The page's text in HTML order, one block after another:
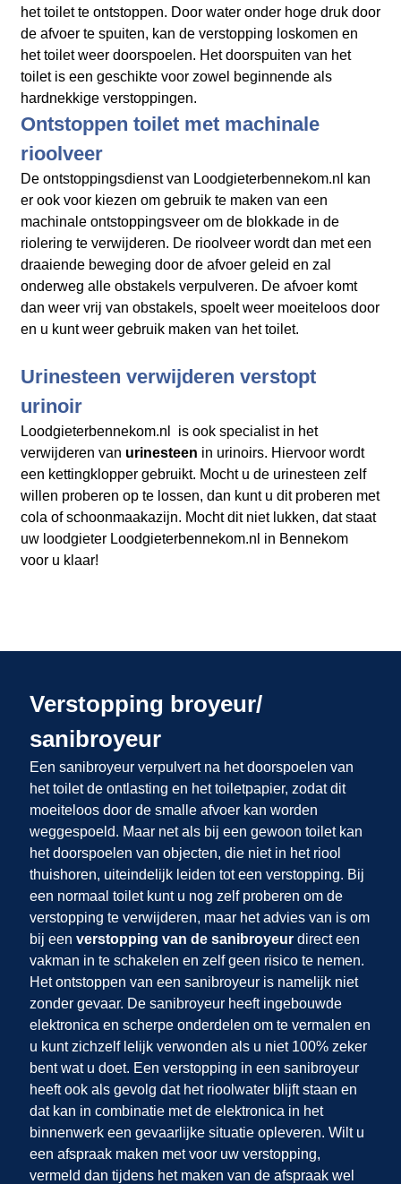
het toilet te ontstoppen. Door water onder hoge druk door
de afvoer te spuiten, kan de verstopping loskomen en
het toilet weer doorspoelen. Het doorspuiten van het
toilet is een geschikte voor zowel beginnende als
hardnekkige verstoppingen.
Ontstoppen toilet met machinale
rioolveer
De ontstoppingsdienst van Loodgieterbennekom.nl kan
er ook voor kiezen om gebruik te maken van een
machinale ontstoppingsveer om de blokkade in de
riolering te verwijderen. De rioolveer wordt dan met een
draaiende beweging door de afvoer geleid en zal
onderweg alle obstakels verpulveren. De afvoer komt
dan weer vrij van obstakels, spoelt weer moeiteloos door
en u kunt weer gebruik maken van het toilet.
Urinesteen verwijderen verstopt
urinoir
Loodgieterbennekom.nl is ook specialist in het
verwijderen van urinesteen in urinoirs. Hiervoor wordt
een kettingklopper gebruikt. Mocht u de urinesteen zelf
willen proberen op te lossen, dan kunt u dit proberen met
cola of schoonmaakazijn. Mocht dit niet lukken, dat staat
uw loodgieter Loodgieterbennekom.nl in Bennekom
voor u klaar!
Verstopping broyeur/
sanibroyeur
Een sanibroyeur verpulvert na het doorspoelen van
het toilet de ontlasting en het toiletpapier, zodat dit
moeiteloos door de smalle afvoer kan worden
weggespoeld. Maar net als bij een gewoon toilet kan
het doorspoelen van objecten, die niet in het riool
thuishoren, uiteindelijk leiden tot een verstopping. Bij
een normaal toilet kunt u nog zelf proberen om de
verstopping te verwijderen, maar het advies van is om
bij een verstopping van de sanibroyeurdirect een
vakman in te schakelen en zelf geen risico te nemen.
Het ontstoppen van een sanibroyeur is namelijk niet
zonder gevaar. De sanibroyeur heeft ingebouwde
elektronica en scherpe onderdelen om te vermalen en
u kunt zichzelf lelijk verwonden als u niet 100% zeker
bent wat u doet. Een verstopping in een sanibroyeur
heeft ook als gevolg dat het rioolwater blijft staan en
dat kan in combinatie met de elektronica in het
binnenwerk een gevaarlijke situatie opleveren. Wilt u
een afspraak maken metvoor uw verstopping,
vermeld dan tijdens het maken van de afspraak wel